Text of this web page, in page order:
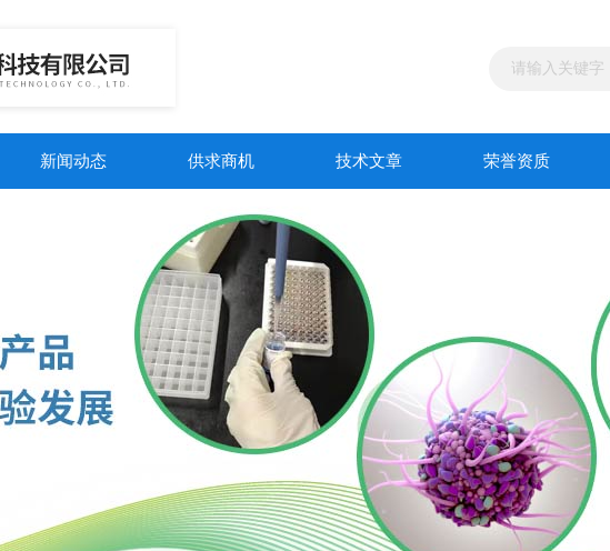
新闻动态 供求商机 技术文章 荣誉资质